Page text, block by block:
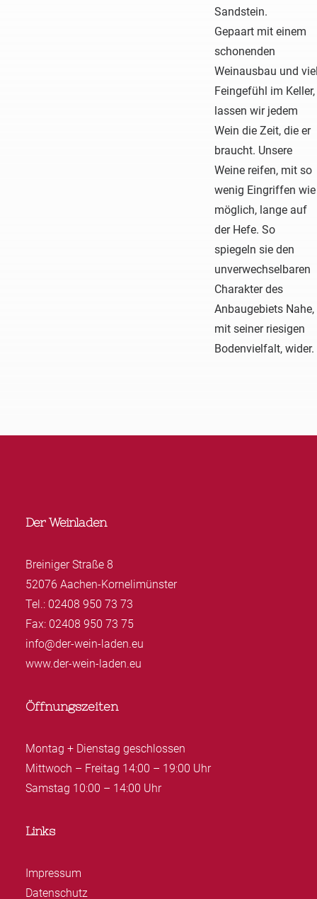
Sandstein.
Gepaart mit einem
schonenden
Weinausbau und
Feingefühl im Keller,
lassen wir jedem
Wein die Zeit, die er
braucht. Unsere
Weine reifen, mit so
wenig Eingriffen wie
möglich, lange auf
der Hefe. So
spiegeln sie den
unverwechselbaren
Charakter des
Anbaugebiets Nahe,
mit seiner riesigen
Bodenvielfalt, wider.
Der Weinladen
Breiniger Straße 8
52076 Aachen-Kornelimünster
Tel.: 02408 950 73 73
Fax: 02408 950 73 75
info@der-wein-laden.eu
www.der-wein-laden.eu
Öffnungszeiten
Montag + Dienstag geschlossen
Mittwoch – Freitag 14:00 – 19:00 Uhr
Samstag 10:00 – 14:00 Uhr
Links
Impressum
Datenschutz